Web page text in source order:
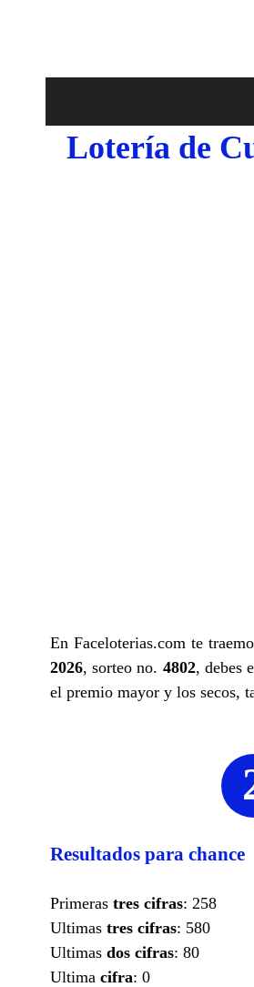
Lotería de
En Faceloterias.com te
2026, sorteo no. 4802, debes
el premio mayor y los secos,
Resultados para chance
Primeras tres cifras: 258
Ultimas tres cifras: 580
Ultimas dos cifras: 80
Ultima cifra: 0